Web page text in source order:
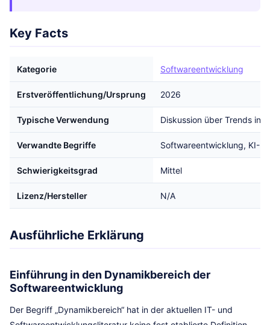
Key Facts
Kategorie Softwareentwicklung
Erstveröffentlichung/Ursprung 2026
Typische Verwendung Diskussion über Trends in
Verwandte Begriffe Softwareentwicklung, KI-
Schwierigkeitsgrad Mittel
Lizenz/Hersteller N/A
Ausführliche Erklärung
Einführung in den Dynamikbereich der
Softwareentwicklung
Der Begriff „Dynamikbereich“ hat in der aktuellen IT- und